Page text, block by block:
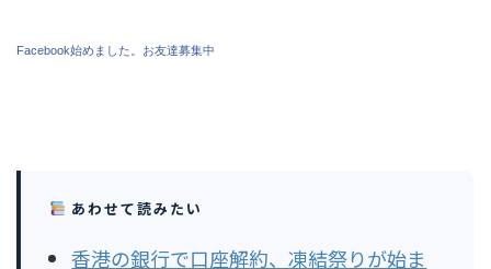
Facebook始めました。お友達募集中
あわせて読みたい
香港の銀行で口座解約、凍結祭りが始ま